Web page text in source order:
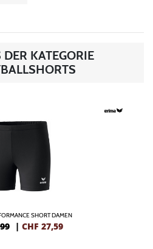
KATEGORIE
SHORT DAMEN
| CHF 27,59